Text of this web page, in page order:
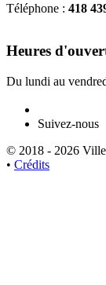
Téléphone : 418
Heures
Du lundi au
Suivez-nous
© 2018 - 2026 Ville
• Crédits